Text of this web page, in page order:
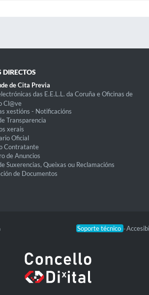
DIRECTOS
de Cita Previa
das E.E.L.L. da Coruña e Oficinas de
Cl@ve
xestións - Notificacións
Transparencia
xerais
Oficial
Contratante
de Anuncios
Suxerencias, Queixas ou Reclamacións
de Documentos
Soporte técnico -